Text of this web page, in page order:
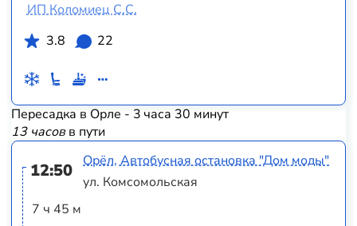
ИП Коломиец С.С.
3.8
22
Пересадка в Орле - 3 часа 30 минут
13 часовв пути
12:50
7 ч 45 м
Орёл, Автобусная остановка "Дом моды"
ул. Комсомольская